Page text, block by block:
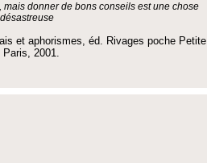
donner de bons conseils est une chose
et aphorismes, éd. Rivages poche Petite
Paris, 2001.